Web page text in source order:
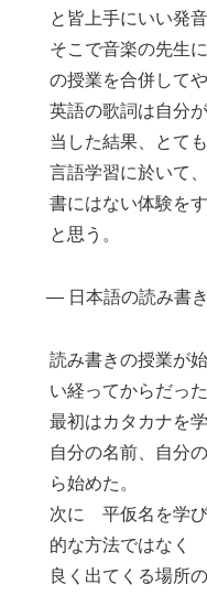
と皆上手にいい発
そこで音楽の先生
の授業を合併して
英語の歌詞は自分
当した結果、とて
言語学習に於いて
書にはない体験を
と思う。
― 日本語の読み書
読み書きの授業が
い経ってからだった
最初はカタカナを学
自分の名前、自分
ら始めた。
次に 平仮名を学
的な方法ではなく
良く出てくる場所